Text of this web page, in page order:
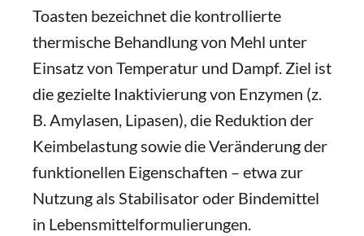
Toasten bezeichnet die kontrollierte
thermische Behandlung von Mehl unter
Einsatz von Temperatur und Dampf. Ziel ist
die gezielte Inaktivierung von Enzymen (z.
B. Amylasen, Lipasen), die Reduktion der
Keimbelastung sowie die Veränderung der
funktionellen Eigenschaften – etwa zur
Nutzung als Stabilisator oder Bindemittel
in Lebensmittelformulierungen.